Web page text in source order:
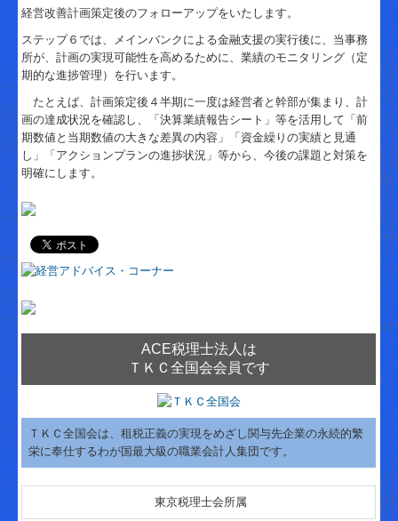
経営改善計画策定後のフォローアップをいたします。
ステップ６では、メインバンクによる金融支援の実行後に、当事務
所が、計画の実現可能性を高めるために、業績のモニタリング（定
期的な進捗管理）を行います。
たとえば、計画策定後４半期に一度は経営者と幹部が集まり、計
画の達成状況を確認し、「決算業績報告シート」等を活用して「前
期数値と当期数値の大きな差異の内容」「資金繰りの実績と見通
し」「アクションプランの進捗状況」等から、今後の課題と対策を
明確にします。
ACE税理士法人は
ＴＫＣ全国会会員です
ＴＫＣ全国会は、租税正義の実現をめざし関与先企業の永続的繁
栄に奉仕するわが国最大級の職業会計人集団です。
東京税理士会所属